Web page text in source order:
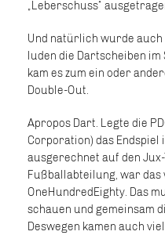
„Leberschuss“
Und natürlich wurde
luden die Dartscheiben
kam es zum ein oder
Double-Out.
Apropos Dart. Legte die
Corporation) das
ausgerechnet auf den
Fußballabteilung, war
OneHundredEighty. Das
schauen und gemeinsam
Deswegen kamen auch